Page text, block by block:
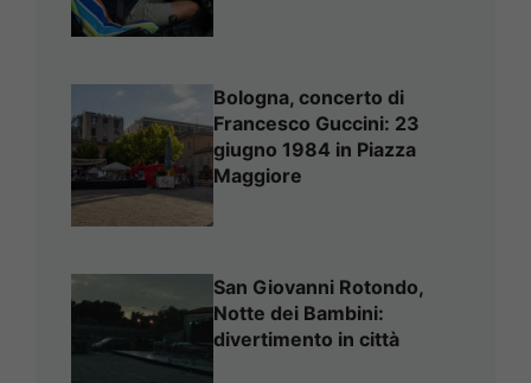
Bologna, concerto di
Francesco Guccini: 23
giugno 1984 in Piazza
Maggiore
San Giovanni Rotondo,
Notte dei Bambini:
divertimento in città